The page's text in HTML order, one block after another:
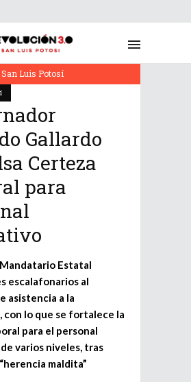
Luis Potosí
Gallardo
Certeza
para
Estatal
escalafonarios al
asistencia a la
con lo que se fortalece la
para el personal
varios niveles, tras
maldita”